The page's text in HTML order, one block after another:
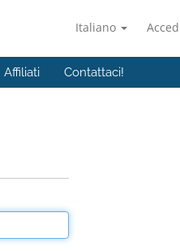
Italiano
Affiliati Contattaci!